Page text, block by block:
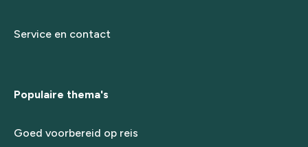
Service en contact
Populaire thema's
Goed voorbereid op reis